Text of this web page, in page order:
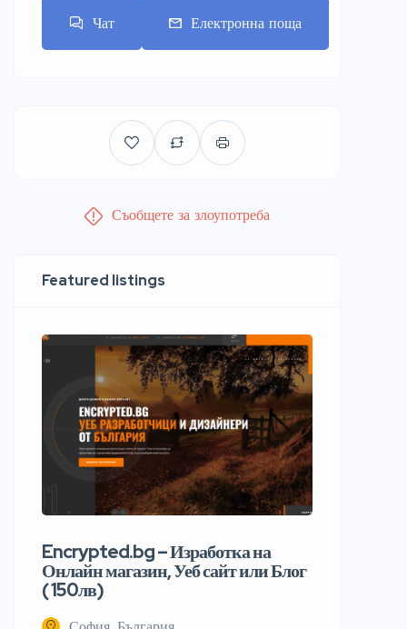
Чат Електронна поща
Съобщете за злоупотреба
Featured listings
Encrypted.bg – Изработка на
Онлайн магазин, Уеб сайт или Блог
( 150лв)